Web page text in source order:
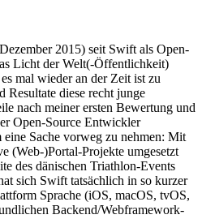
2015) seit Swift als Open-
Licht der Welt(-Öffentlichkeit)
mal wieder an der Zeit ist zu
Resultate diese recht junge
nach meiner ersten Bewertung und
Open-Source Entwickler
Sache vorweg zu nehmen: Mit
(Web-)Portal-Projekte umgesetzt
des dänischen Triathlon-Events
sich Swift tatsächlich in so kurzer
Sprache (iOS, macOS, tvOS,
Backend/Webframework-